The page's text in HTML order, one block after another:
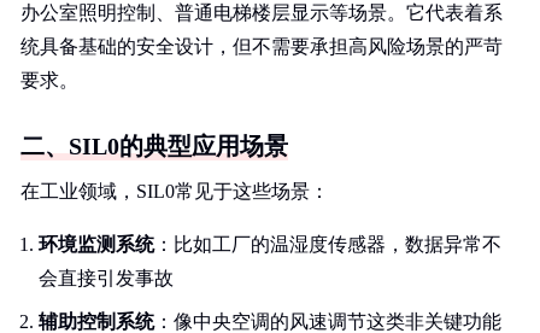
办公室照明控制、普通电梯楼层显示等场景。它代表着系
统具备基础的安全设计，但不需要承担高风险场景的严苛
要求。
二、SIL0的典型应用场景
在工业领域，SIL0常见于这些场景：
环境监测系统：比如工厂的温湿度传感器，数据异常不
会直接引发事故
辅助控制系统：像中央空调的风速调节这类非关键功能